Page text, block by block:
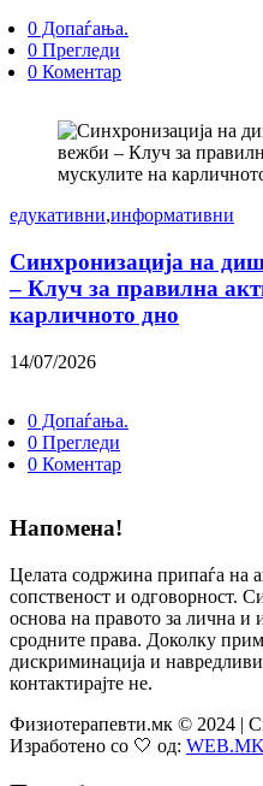
0 Допаѓања.
0 Прегледи
0 Коментар
едукативни,информативни
Синхронизација на
– Клуч за правилна
карличното дно
14/07/2026
0 Допаѓања.
0 Прегледи
0 Коментар
Напомена!
Целата содржина припаѓа на
сопственост и одговорност.
основа на правото за лична и
сродните права. Доколку
дискриминација и
контактирајте не.
Физиотерапевти.мк © 2024 |
Изработено со 🤍 од: WEB.MK